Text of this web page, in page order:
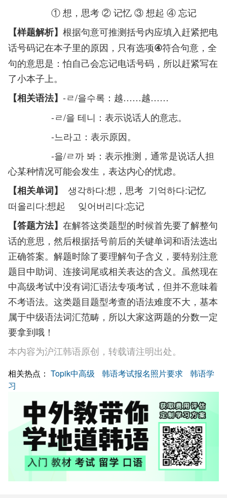
① 想，思考 ② 记忆 ③ 想起 ④ 忘记
【样题解析】 根据句意可推测括号内应填入赶紧把电
话号码记在本子里的原因，只有选项④符合句意，全
句的意思是：怕自己会忘记电话号码，所以赶紧写在
了小本子上。
【相关语法】 -ㄹ/을수록：越……越……
-ㄹ/을 테니：表示说话人的意志。
-느라고：表示原因。
-을/ㄹ까 봐：表示推测，通常是说话人担
心某种情况可能会发生，表达内心的忧虑。
【相关单词】
생각하다:想，思考 기억하다:记忆
떠올리다:想起 잊어버리다:忘记
【答题方法】 在解答这类题型的时候首先要了解整句
话的意思，然后根据括号前后的关键单词和语法选出
正确答案。解题时除了要理解句子含义，要特别注意
题目中助词、连接词尾或相关表达的含义。虽然现在
中高级考试中没有词汇语法专项考试，但并不意味着
不考语法。这类题目题型考查的语法难度不大，基本
属于中级语法词汇范畴，所以大家这两题的分数一定
要拿到哦！
本内容为沪江韩语原创，转载请注明出处。
相关热点： Topik中高级 韩语考试报名照片要求
韩语学
习